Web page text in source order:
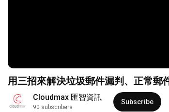
用三招來解決垃圾郵件漏判、正常郵
Cloudmax 匯智資訊
90 subscribers
Subscribe